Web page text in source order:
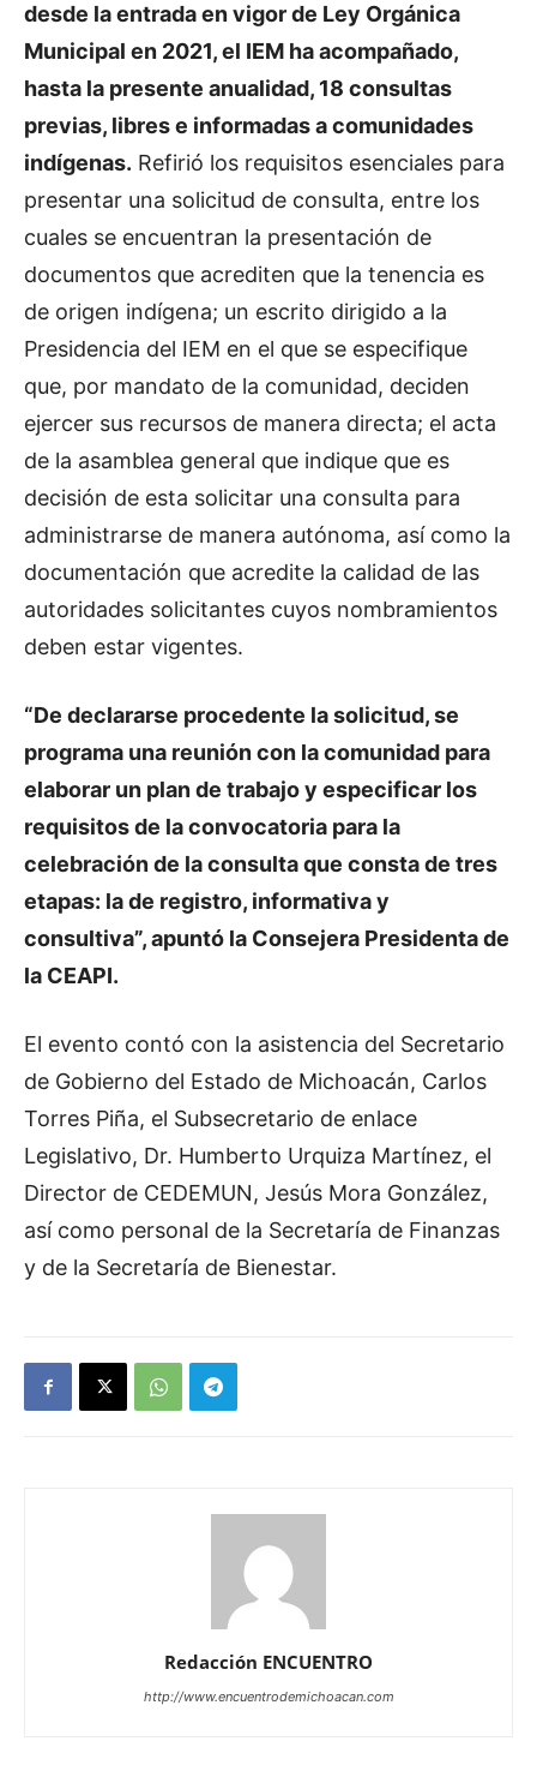
desde la entrada en vigor de Ley Orgánica
Municipal en 2021, el IEM ha acompañado,
hasta la presente anualidad, 18 consultas
previas, libres e informadas a comunidades
indígenas. Refirió los requisitos esenciales para
presentar una solicitud de consulta, entre los
cuales se encuentran la presentación de
documentos que acrediten que la tenencia es
de origen indígena; un escrito dirigido a la
Presidencia del IEM en el que se especifique
que, por mandato de la comunidad, deciden
ejercer sus recursos de manera directa; el acta
de la asamblea general que indique que es
decisión de esta solicitar una consulta para
administrarse de manera autónoma, así como la
documentación que acredite la calidad de las
autoridades solicitantes cuyos nombramientos
deben estar vigentes.
“De declararse procedente la solicitud, se
programa una reunión con la comunidad para
elaborar un plan de trabajo y especificar los
requisitos de la convocatoria para la
celebración de la consulta que consta de tres
etapas: la de registro, informativa y
consultiva”, apuntó la Consejera Presidenta de
la CEAPI.
El evento contó con la asistencia del Secretario
de Gobierno del Estado de Michoacán, Carlos
Torres Piña, el Subsecretario de enlace
Legislativo, Dr. Humberto Urquiza Martínez, el
Director de CEDEMUN, Jesús Mora González,
así como personal de la Secretaría de Finanzas
y de la Secretaría de Bienestar.
Redacción ENCUENTRO
http://www.encuentrodemichoacan.com